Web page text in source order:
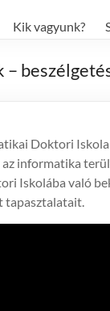
Kik vagyunk?
Doktori
informatika
Iskolába való
tapasztalatait.